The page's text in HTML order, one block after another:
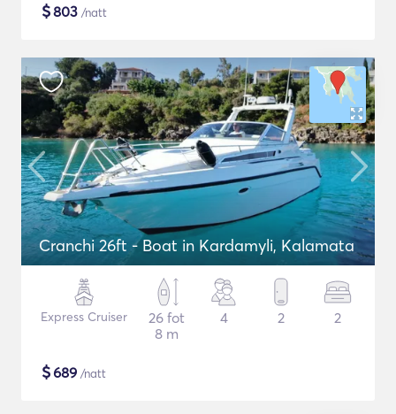
$803 /natt
Cranchi 26ft - Boat in Kardamyli, Kalamata
Express Cruiser
26 fot
8 m
4 2 2
$689 /natt